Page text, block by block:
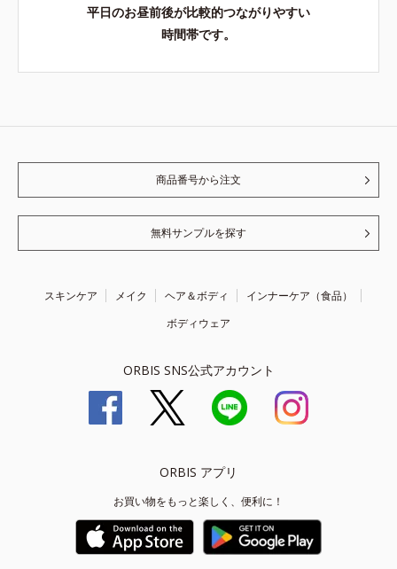
平日のお昼前後が比較的つながりやすい
時間帯です。
商品番号から注文
無料サンプルを探す
スキンケア メイク ヘア＆ボディ
インナーケア（食品）
ボディウェア
ORBIS SNS公式アカウント
ORBIS アプリ
お買い物をもっと楽しく、便利に！